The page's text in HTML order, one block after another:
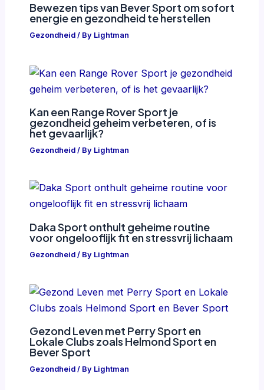
Bewezen tips van Bever Sport om sofort
energie en gezondheid te herstellen
Gezondheid/ By Lightman
Kan een Range Rover Sport je
gezondheid geheim verbeteren, of is
het gevaarlijk?
Gezondheid/ By Lightman
Daka Sport onthult geheime routine
voor ongelooflijk fit en stressvrij lichaam
Gezondheid/ By Lightman
Gezond Leven met Perry Sport en
Lokale Clubs zoals Helmond Sport en
Bever Sport
Gezondheid/ By Lightman